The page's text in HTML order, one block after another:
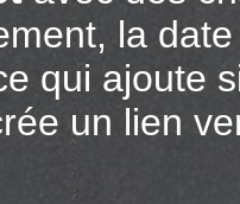
la
qui ajoute
un lien